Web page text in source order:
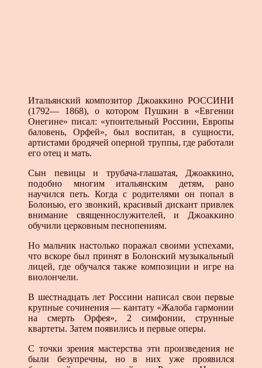
Итальянский композитор Джоаккино РОССИНИ
(1792— 1868), о котором Пушкин в «Евгении
Онегине» писал: «упоительный Россини, Европы
баловень, Орфей», был воспитан, в сущности,
артистами бродячей оперной труппы, где работали
его отец и мать.
Сын певицы и трубача-глашатая, Джоаккино,
подобно многим итальянским детям, рано
научился петь. Когда с родителями он попал в
Болонью, его звонкий, красивый дискант привлек
внимание священнослужителей, и Джоаккино
обучили церковным песнопениям.
Но мальчик настолько поражал своими успехами,
что вскоре был принят в Болонский музыкальный
лицей, где обучался также композиции и игре на
виолончели.
В шестнадцать лет Россини написал свои первые
крупные сочинения — кантату «Жалоба гармонии
на смерть Орфея», 2 симфонии, струнные
квартеты. Затем появились и первые оперы.
С точки зрения мастерства эти произведения не
были безупречны, но в них уже проявился